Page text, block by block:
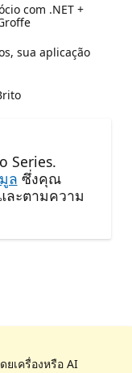
com .NET +
sua aplicação
Series.
ล ซึ่งคุณ
ละตามความ
เครื่องหรือ AI